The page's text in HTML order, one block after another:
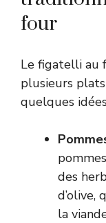
four
Le figatelli au
plusieurs
quelques
des
d’olive,
la